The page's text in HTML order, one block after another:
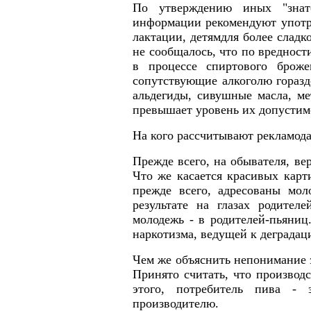
По утверждению иных
информации рекомендуют
лактации, детямдля более
не сообщалось, что по
в процессе спиртового
сопутствующие алкоголю
альдегиды, сивушные масла,
превышает уровень их
На кого рассчитывают
Прежде всего, на обывателя,
Что же касается красивых
прежде всего, адресованы
результате на глазах
молодежь - в родителей-
наркотизма, ведущей к
Чем же объяснить непонимание
Принято считать, что
этого, потребитель пива -
производителю.